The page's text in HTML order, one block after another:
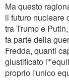
Ma questo
il futuro nucleare
tra Trump e
fa parte della
Fredda, quanti
giustificato
proprio l'unico